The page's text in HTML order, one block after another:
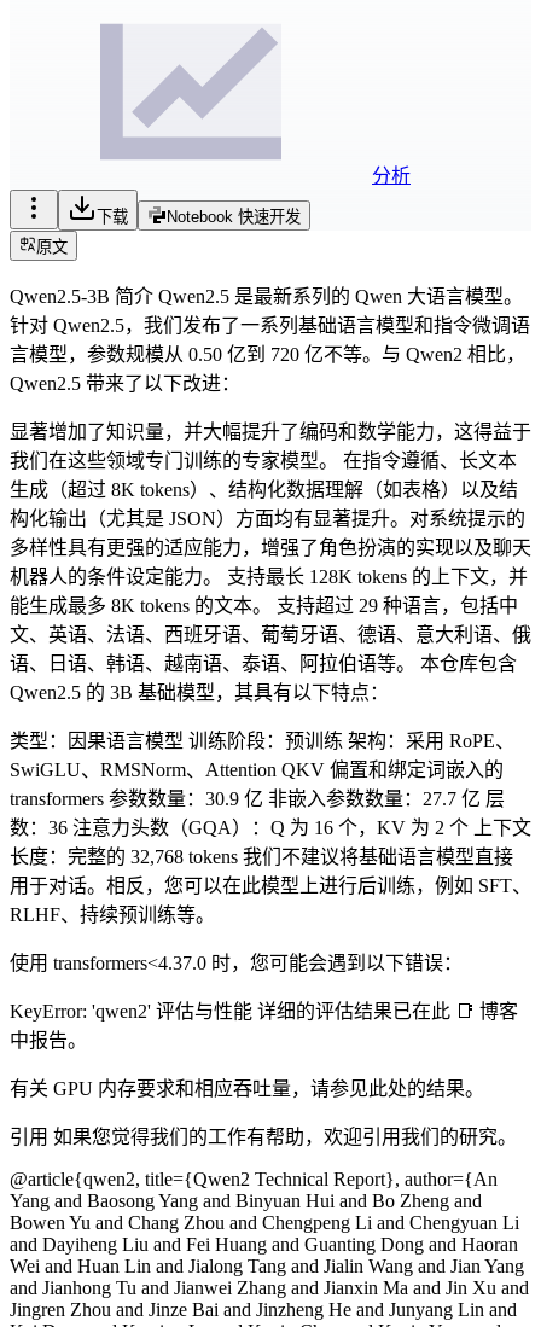
分析
下载
Notebook 快速开发
原文
Qwen2.5-3B 简介 Qwen2.5 是最新系列的 Qwen 大语言模型。
针对 Qwen2.5，我们发布了一系列基础语言模型和指令微调语
言模型，参数规模从 0.50 亿到 720 亿不等。与 Qwen2 相比，
Qwen2.5 带来了以下改进：
显著增加了知识量，并大幅提升了编码和数学能力，这得益于
我们在这些领域专门训练的专家模型。 在指令遵循、长文本
生成（超过 8K tokens）、结构化数据理解（如表格）以及结
构化输出（尤其是 JSON）方面均有显著提升。对系统提示的
多样性具有更强的适应能力，增强了角色扮演的实现以及聊天
机器人的条件设定能力。 支持最长 128K tokens 的上下文，并
能生成最多 8K tokens 的文本。 支持超过 29 种语言，包括中
文、英语、法语、西班牙语、葡萄牙语、德语、意大利语、俄
语、日语、韩语、越南语、泰语、阿拉伯语等。 本仓库包含
Qwen2.5 的 3B 基础模型，其具有以下特点：
类型：因果语言模型 训练阶段：预训练 架构：采用 RoPE、
SwiGLU、RMSNorm、Attention QKV 偏置和绑定词嵌入的
transformers 参数数量：30.9 亿 非嵌入参数数量：27.7 亿 层
数：36 注意力头数（GQA）：Q 为 16 个，KV 为 2 个 上下文
长度：完整的 32,768 tokens 我们不建议将基础语言模型直接
用于对话。相反，您可以在此模型上进行后训练，例如 SFT、
RLHF、持续预训练等。
使用 transformers<4.37.0 时，您可能会遇到以下错误：
KeyError: 'qwen2' 评估与性能 详细的评估结果已在此 📑 博客
中报告。
有关 GPU 内存要求和相应吞吐量，请参见此处的结果。
引用 如果您觉得我们的工作有帮助，欢迎引用我们的研究。
@article{qwen2, title={Qwen2 Technical Report}, author={An
Yang and Baosong Yang and Binyuan Hui and Bo Zheng and
Bowen Yu and Chang Zhou and Chengpeng Li and Chengyuan Li
and Dayiheng Liu and Fei Huang and Guanting Dong and Haoran
Wei and Huan Lin and Jialong Tang and Jialin Wang and Jian Yang
and Jianhong Tu and Jianwei Zhang and Jianxin Ma and Jin Xu and
Jingren Zhou and Jinze Bai and Jinzheng He and Junyang Lin and